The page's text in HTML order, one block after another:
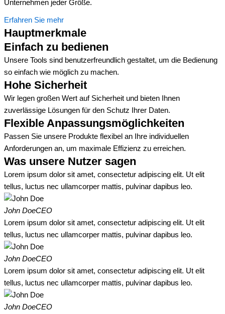
Unternehmen jeder Größe.
Erfahren Sie mehr
Hauptmerkmale
Einfach zu bedienen
Unsere Tools sind benutzerfreundlich gestaltet, um die Bedienung
so einfach wie möglich zu machen.
Hohe Sicherheit
Wir legen großen Wert auf Sicherheit und bieten Ihnen
zuverlässige Lösungen für den Schutz Ihrer Daten.
Flexible Anpassungsmöglichkeiten
Passen Sie unsere Produkte flexibel an Ihre individuellen
Anforderungen an, um maximale Effizienz zu erreichen.
Was unsere Nutzer sagen
Lorem ipsum dolor sit amet, consectetur adipiscing elit. Ut elit
tellus, luctus nec ullamcorper mattis, pulvinar dapibus leo.
John DoeCEO
Lorem ipsum dolor sit amet, consectetur adipiscing elit. Ut elit
tellus, luctus nec ullamcorper mattis, pulvinar dapibus leo.
John DoeCEO
Lorem ipsum dolor sit amet, consectetur adipiscing elit. Ut elit
tellus, luctus nec ullamcorper mattis, pulvinar dapibus leo.
John DoeCEO